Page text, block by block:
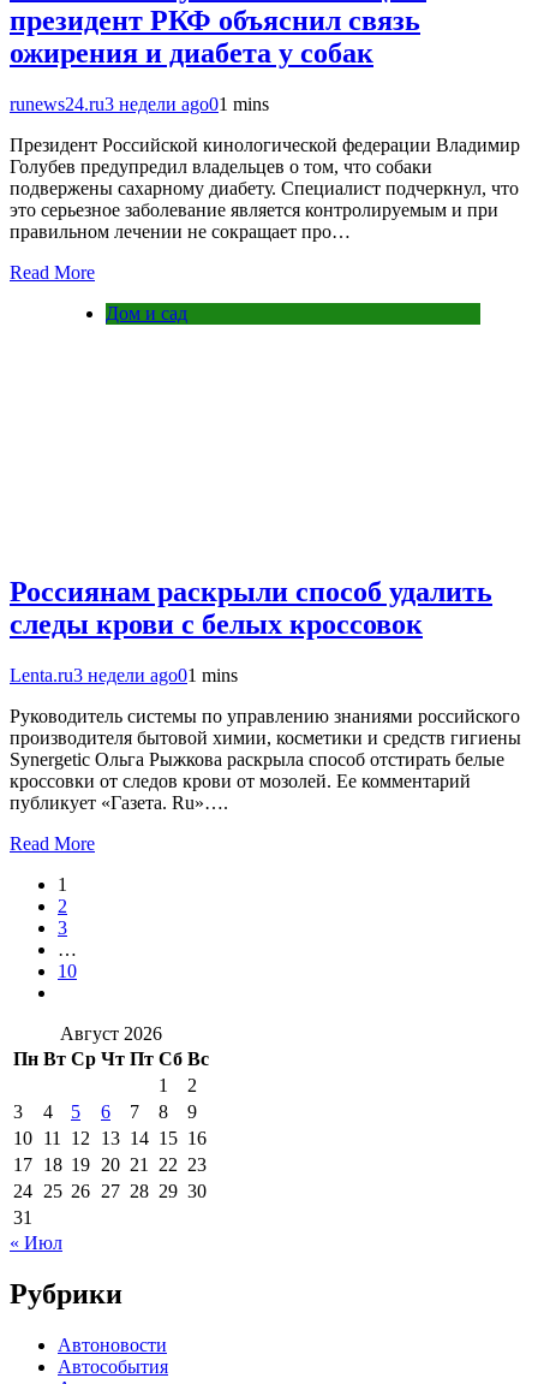
президент РКФ объяснил связь
ожирения и диабета у собак
runews24.ru3 недели ago01 mins
Президент Российской кинологической федерации Владимир
Голубев предупредил владельцев о том, что собаки
подвержены сахарному диабету. Специалист подчеркнул, что
это серьезное заболевание является контролируемым и при
правильном лечении не сокращает про…
Read More
Дом и сад
Россиянам раскрыли способ удалить
следы крови с белых кроссовок
Lenta.ru3 недели ago01 mins
Руководитель системы по управлению знаниями российского
производителя бытовой химии, косметики и средств гигиены
Synergetic Ольга Рыжкова раскрыла способ отстирать белые
кроссовки от следов крови от мозолей. Ее комментарий
публикует «Газета. Ru»….
Read More
1
2
3
…
10
Август 2026
Пн Вт Ср Чт Пт Сб Вс
1
2
3
4 5 6 7 8
9
10 11 12 13 14 15 16
17 18 19 20 21 22 23
24 25 26 27 28 29 30
31
« Июл
Рубрики
Автоновости
Автособытия